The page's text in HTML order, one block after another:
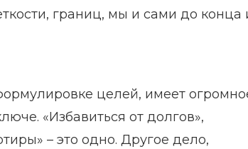
границ, мы и сами до конца
целей, имеет
«Избавиться от долгов»,
– это одно. Другое дело,